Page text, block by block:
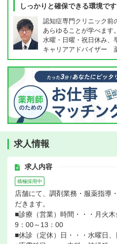
しっかりと確保できる環境です
認知症専門クリニック前
あらゆることが学べます。
水曜・日曜・祝日休み、
キャリアアドバイザー
求人情報
求人内容
積極採用中
店舗にて、調剤業務・服薬指導
だきます。
■診療（営業）時間・・・月火
9：00～13：00
■休診（定休）日・・・水曜日、